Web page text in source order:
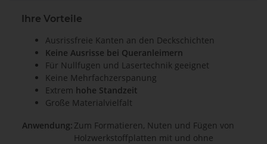
Ihre Vorteile
Ausrissfreie Kanten an den Deckschichten
Keine Ausrisse bei Queranleimern
Für Nullfugen und Lasertechnik geeignet
Keine Mehrfachzerspanung
Extrem hohe Standzeit
Große Materialvielfalt
Anwendung: Zum Formatieren, Nuten und Fügen von
Holzwerkstoffplatten mit und ohne